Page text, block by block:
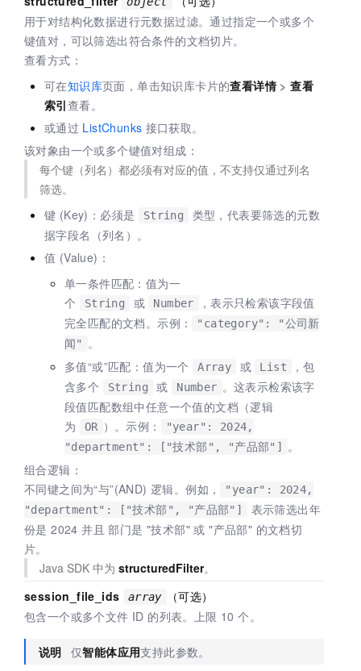
用于对结构化数据进行元数据过滤。通过指定一个或多个
键值对，可以筛选出符合条件的文档切片。
查看方式：
可在知识库页面，单击知识库卡片的查看详情>查看
索引查看。
或通过 ListChunks 接口获取。
该对象由一个或多个键值对组成：
每个键（列名）都必须有对应的值，不支持仅通过列名
筛选。
键 (Key)：必须是
String
类型，代表要筛选的元数
据字段名（列名）。
值 (Value)：
单一条件匹配：值为一
个
String 或 Number
，表示只检索该字段值
完全匹配的文档。示例：
"category": "公司新
闻"
。
多值“或”匹配：值为一个
Array 或 List
，包
含多个
String 或 Number 。这表示检索该字
段值匹配数组中任意一个值的文档（逻辑
为
OR ）。示例：
"year": 2024,
"department": ["技术部", "产品部"]
。
组合逻辑：
不同键之间为“与”(AND) 逻辑。例如，
"year": 2024,
"department": ["技术部", "产品部"]
表示筛选出年
份是 2024 并且 部门是 "技术部" 或 "产品部" 的文档切
片。
Java SDK 中为 structuredFilter。
session_file_ids
array
（可选）
包含一个或多个文件 ID 的列表。上限 10 个。
说明 仅智能体应用支持此参数。